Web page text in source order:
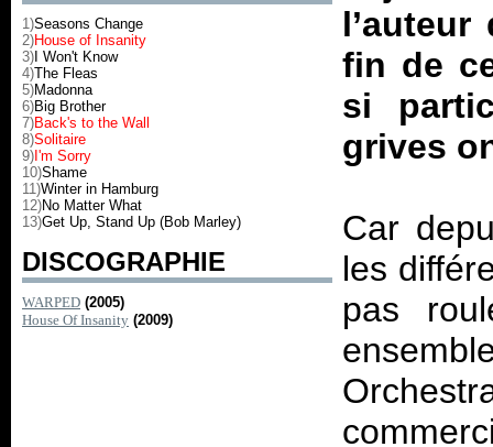
1)Seasons Change
2)House of Insanity
3) I Won't Know
4)The Fleas
5)Madonna
6)Big Brother
7)Back's to the Wall
8)Solitaire
9) I'm Sorry
10)Shame
11)Winter in Hamburg
12)No Matter What
13)Get Up, Stand Up (Bob Marley)
DISCOGRAPHIE
WARPED (2005)
House Of Insanity (2009)
fin de
si
grives
Car
les
pas